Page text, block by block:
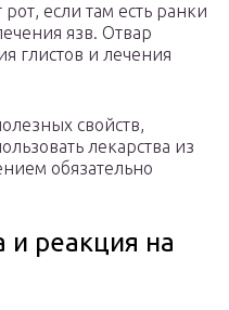
если там есть ранки
язв. Отвар
глистов и лечения
свойств,
лекарства из
обязательно
реакция на